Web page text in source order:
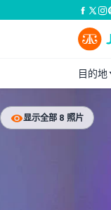
目的地
显示全部 8 照片